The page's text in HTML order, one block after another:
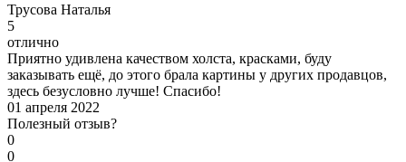
Трусова Наталья
5
отлично
Приятно удивлена качеством холста, красками, буду
заказывать ещё, до этого брала картины у других продавцов,
здесь безусловно лучше! Спасибо!
01 апреля 2022
Полезный отзыв?
0
0